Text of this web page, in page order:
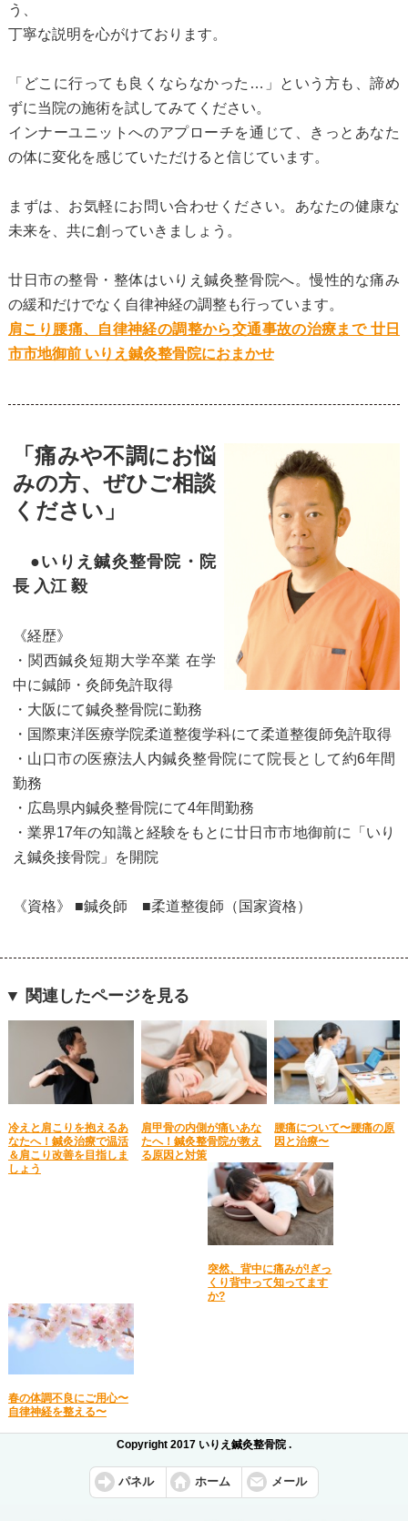
う、
丁寧な説明を心がけております。
「どこに行っても良くならなかった…」という方も、諦め
ずに当院の施術を試してみてください。
インナーユニットへのアプローチを通じて、きっとあなた
の体に変化を感じていただけると信じています。
まずは、お気軽にお問い合わせください。あなたの健康な
未来を、共に創っていきましょう。
廿日市の整骨・整体はいりえ鍼灸整骨院へ。慢性的な痛み
の緩和だけでなく自律神経の調整も行っています。
肩こり腰痛、自律神経の調整から交通事故の治療まで 廿日
市市地御前 いりえ鍼灸整骨院におまかせ
「痛みや不調にお悩
みの方、ぜひご相談
ください」
●いりえ鍼灸整骨院・院
長 入江 毅
《経歴》
・関西鍼灸短期大学卒業 在学
中に鍼師・灸師免許取得
・大阪にて鍼灸整骨院に勤務
・国際東洋医療学院柔道整復学科にて柔道整復師免許取得
・山口市の医療法人内鍼灸整骨院にて院長として約6年間
勤務
・広島県内鍼灸整骨院にて4年間勤務
・業界17年の知識と経験をもとに廿日市市地御前に「いり
え鍼灸接骨院」を開院
《資格》 ■鍼灸師 ■柔道整復師（国家資格）
▼ 関連したページを見る
冷えと肩こりを抱えるあ
なたへ！鍼灸治療で温活
＆肩こり改善を目指しま
しょう
肩甲骨の内側が痛いあな
たへ！鍼灸整骨院が教え
る原因と対策
腰痛について〜腰痛の原
因と治療〜
突然、背中に痛みが!ぎっ
くり背中って知ってます
か?
春の体調不良にご用心〜
自律神経を整える〜
Copyright 2017 いりえ鍼灸整骨院 .
パネル ホーム メール